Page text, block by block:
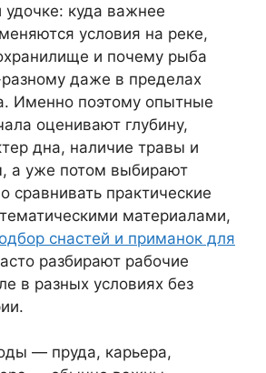
удочке: куда важнее
условия на реке,
и почему рыба
даже в пределах
Именно поэтому опытные
оценивают глубину,
дна, наличие травы и
а уже потом выбирают
сравнивать практические
материалами,
снастей и приманок для
разбирают рабочие
в разных условиях без
— пруда, карьера,